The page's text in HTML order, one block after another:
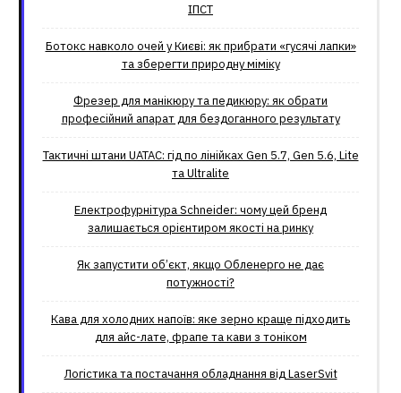
ІПСТ
Ботокс навколо очей у Києві: як прибрати «гусячі лапки»
та зберегти природну міміку
Фрезер для манікюру та педикюру: як обрати
професійний апарат для бездоганного результату
Тактичні штани UATAC: гід по лінійках Gen 5.7, Gen 5.6, Lite
та Ultralite
Електрофурнітура Schneider: чому цей бренд
залишається орієнтиром якості на ринку
Як запустити об’єкт, якщо Обленерго не дає
потужності?
Кава для холодних напоїв: яке зерно краще підходить
для айс-лате, фрапе та кави з тоніком
Логістика та постачання обладнання від LaserSvit